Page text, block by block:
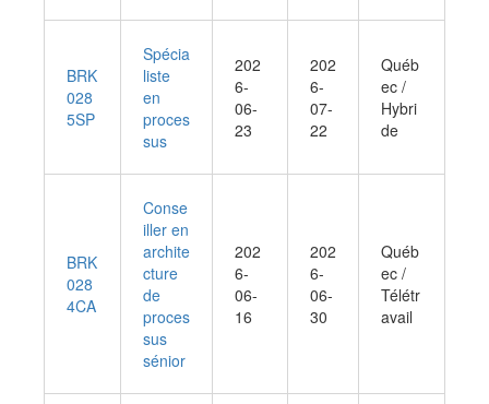
BRK
028
5SP
Spécia
liste
en
proces
sus
202
6-
06-
23
202
6-
07-
22
Québ
ec /
Hybri
de
BRK
028
4CA
Conse
iller en
archite
cture
de
proces
sus
sénior
202
6-
06-
16
202
6-
06-
30
Québ
ec /
Télétr
avail